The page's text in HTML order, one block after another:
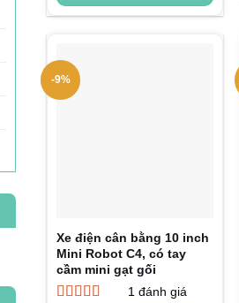
-9%
Xe điện cân bằng 10 inch
Mini Robot C4, có tay
cầm mini gạt gối
1 đánh giá